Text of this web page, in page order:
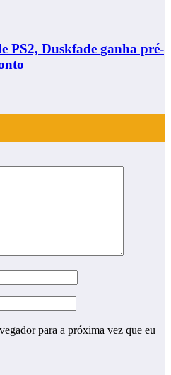
PS2, Duskfade ganha pré-
para a próxima vez que eu